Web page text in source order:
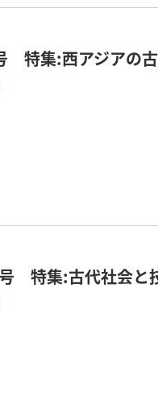
特集:西アジアの
特集:古代社会と